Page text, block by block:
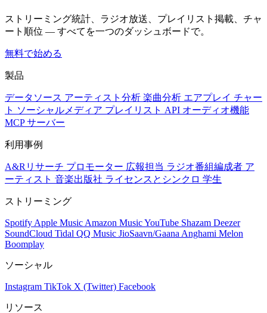
ストリーミング統計、ラジオ放送、プレイリスト掲載、チャ
ート順位 — すべてを一つのダッシュボードで。
無料で始める
製品
データソース アーティスト分析 楽曲分析 エアプレイ チャー
ト ソーシャルメディア プレイリスト API オーディオ機能
MCP サーバー
利用事例
A&Rリサーチ プロモーター 広報担当 ラジオ番組編成者 ア
ーティスト 音楽出版社 ライセンスとシンクロ 学生
ストリーミング
Spotify Apple Music Amazon MusicYouTube Shazam Deezer
SoundCloud Tidal QQ Music JioSaavn/Gaana Anghami Melon
Boomplay
ソーシャル
Instagram TikTok X (Twitter) Facebook
リソース